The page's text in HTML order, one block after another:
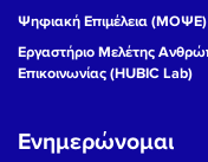
Ψηφιακή Επιμέλεια (ΜΟΨΕ)
Εργαστήριο Μελέτης
Επικοινωνίας (HUBIC Lab)
Ενημερώνομαι